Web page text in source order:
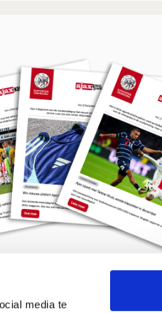
media te
Meld je aan voor